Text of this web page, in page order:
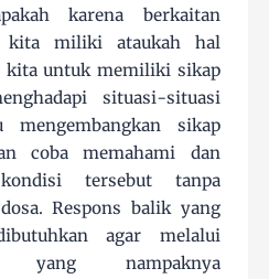
karena berkaitan
kita miliki ataukah hal
kita untuk memiliki sikap
situasi-situasi
sikap
coba memahami dan
tersebut tanpa
Respons balik yang
agar melalui
yang nampaknya